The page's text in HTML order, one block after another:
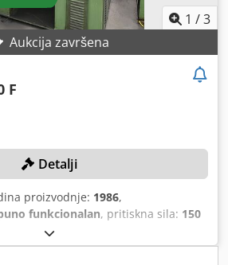
1 /3
Aukcija završena
F
Detalji
proizvodnje: 1986,
funkcionalan, pritiskna sila: 150
, ukupna širina:
mm, Nema minimalne cijene –